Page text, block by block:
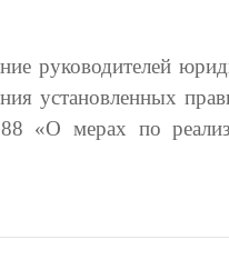
руководителей
установленных
«О мерах по